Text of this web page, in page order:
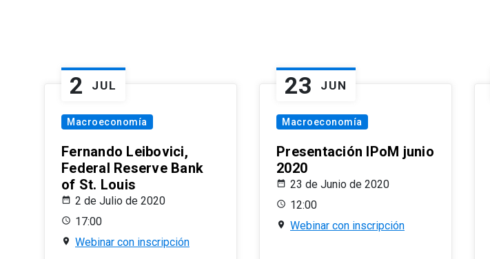
2 JUL
Macroeconomía
Fernando Leibovici,
Federal Reserve Bank
of St. Louis
2 de Julio de 2020
17:00
Webinar con inscripción
23 JUN
Macroeconomía
Presentación IPoM junio
2020
23 de Junio de 2020
12:00
Webinar con inscripción